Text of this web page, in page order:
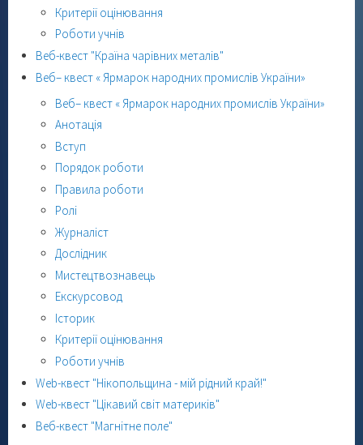
Критерії оцінювання
Роботи учнів
Веб-квест "Країна чарівних металів"
Веб– квест « Ярмарок народних промислів України»
Веб– квест « Ярмарок народних промислів України»
Анотація
Вступ
Порядок роботи
Правила роботи
Ролі
Журналіст
Дослідник
Мистецтвознавець
Екскурсовод
Історик
Критерії оцінювання
Роботи учнів
Web-квест "Нікопольщина - мій рідний край!"
Web-квест "Цікавий світ материків"
Веб-квест "Магнітне поле"